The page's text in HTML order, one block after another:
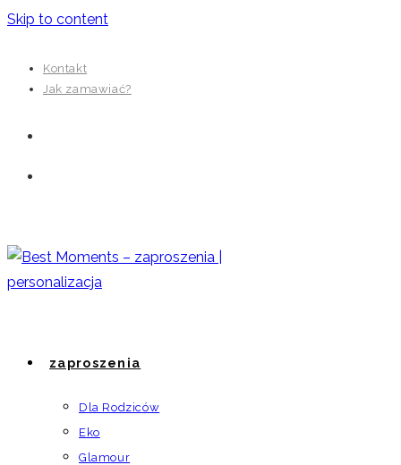
Skip to content
Kontakt
Jak zamawiać?
zaproszenia
Dla Rodziców
Eko
Glamour